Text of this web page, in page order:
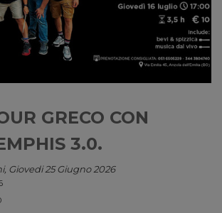
GRECO CON
3.0.
Giovedi 25 Giugno 2026